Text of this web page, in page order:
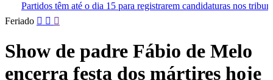
o dia 15 para registrarem candidaturas nos tribunais
Senai RN
Pular
conteúdo
Feriado
Show de padre Fábio de Melo
encerra festa dos mártires hoje